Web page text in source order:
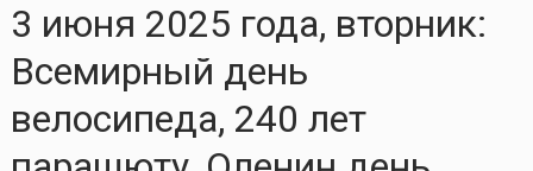
3 июня 2025 года, вторник:
Всемирный день
велосипеда, 240 лет